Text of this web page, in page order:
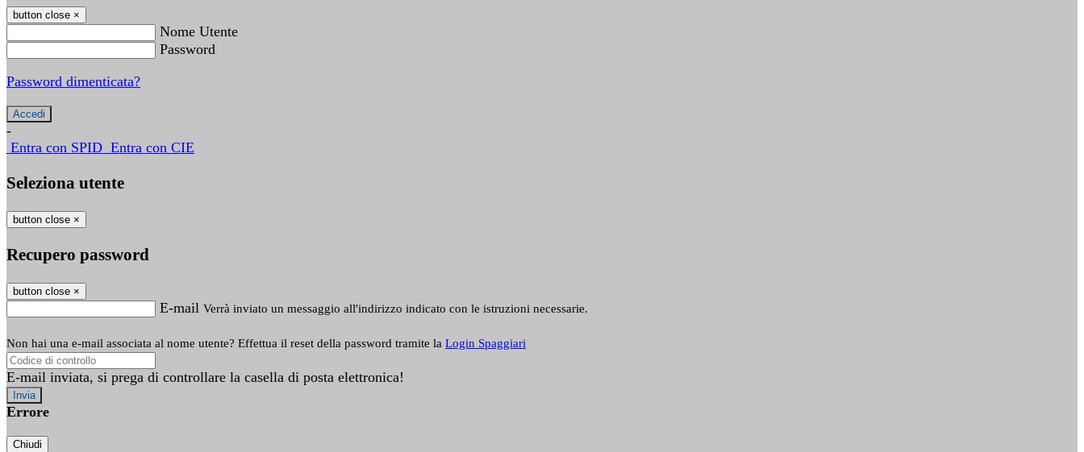
button close ×
Nome Utente
Password
Password dimenticata?
-
Entra con SPID Entra con CIE
Seleziona utente
button close ×
Recupero password
button close ×
E-mail Verrà inviato un messaggio all'indirizzo indicato con le istruzioni necessarie.
Non hai una e-mail associata al nome utente? Effettua il reset della password tramite la Login Spaggiari
E-mail inviata, si prega di controllare la casella di posta elettronica!
Errore
Chiudi